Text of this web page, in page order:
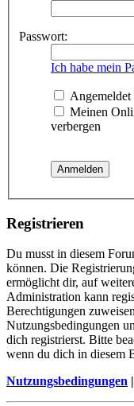
Passwort:
Ich habe mein
Angemeldet
Meinen
verbergen
Registrieren
Du musst in diesem
können. Die
ermöglicht dir, auf
Administration kann
Berechtigungen
Nutzungsbedingungen
dich registrierst. Bitte
wenn du dich in diesem
Nutzungsbedingungen |